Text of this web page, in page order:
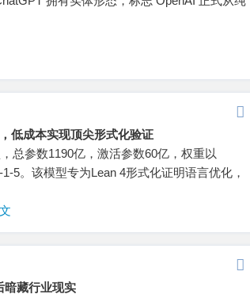
低成本实现顶尖形式化验证
总参数1190亿，激活参数60亿，权重以
5。该模型专为Lean 4形式化证明语言优化，
暗藏行业现实